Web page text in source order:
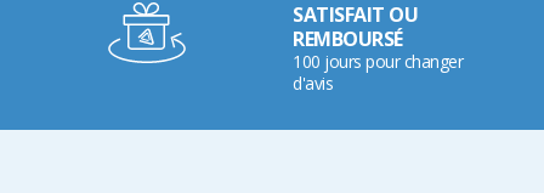
SATISFAIT OU
REMBOURSÉ
100 jours pour changer
d'avis